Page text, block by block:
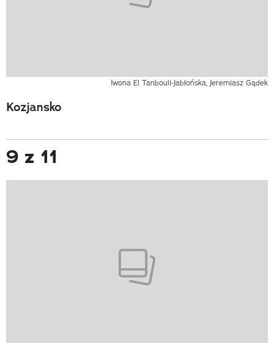
Iwona El Tanbouli-Jabłońska, Jeremiasz Gądek
Kozjansko
9 z 11